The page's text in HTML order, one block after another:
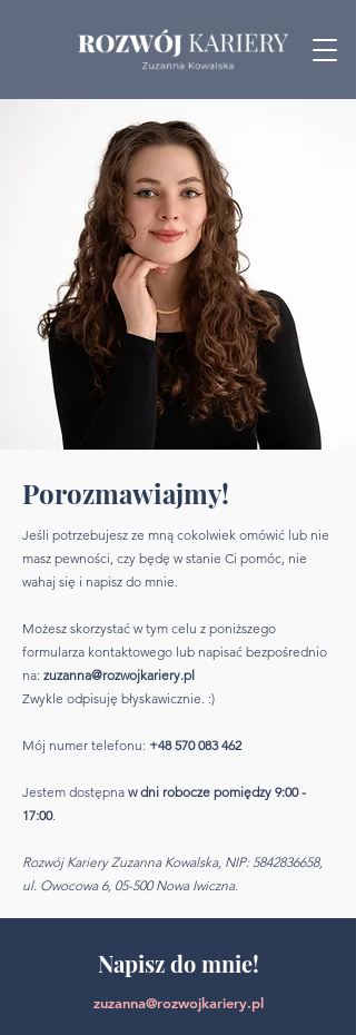
Porozmawiajmy!
Jeśli potrzebujesz ze mną cokolwiek omówić lub nie
masz pewności, czy będę w stanie Ci pomóc, nie
wahaj się i napisz do mnie.
Możesz skorzystać w tym celu z poniższego
formularza kontaktowego lub napisać bezpośrednio
na: zuzanna@rozwojkariery.pl
Zwykle odpisuję błyskawicznie. :)
Mój numer telefonu: +48 570 083 462
Jestem dostępna w dni robocze pomiędzy 9:00 -
17:00.
Rozwój Kariery Zuzanna Kowalska, NIP: 5842836658,
ul. Owocowa 6, 05-500 Nowa Iwiczna.
Napisz do mnie!
zuzanna@rozwojkariery.pl